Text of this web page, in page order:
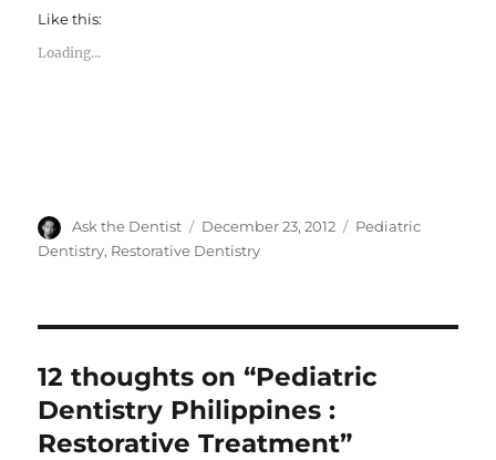
Like this:
Loading...
Author
Ask the Dentist
Posted
on
December 23, 2012 Categories
Pediatric
Dentistry, Restorative Dentistry
12 thoughts on “Pediatric
Dentistry Philippines :
Restorative Treatment”